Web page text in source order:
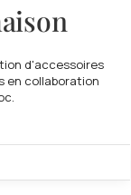
d'accessoires
en collaboration